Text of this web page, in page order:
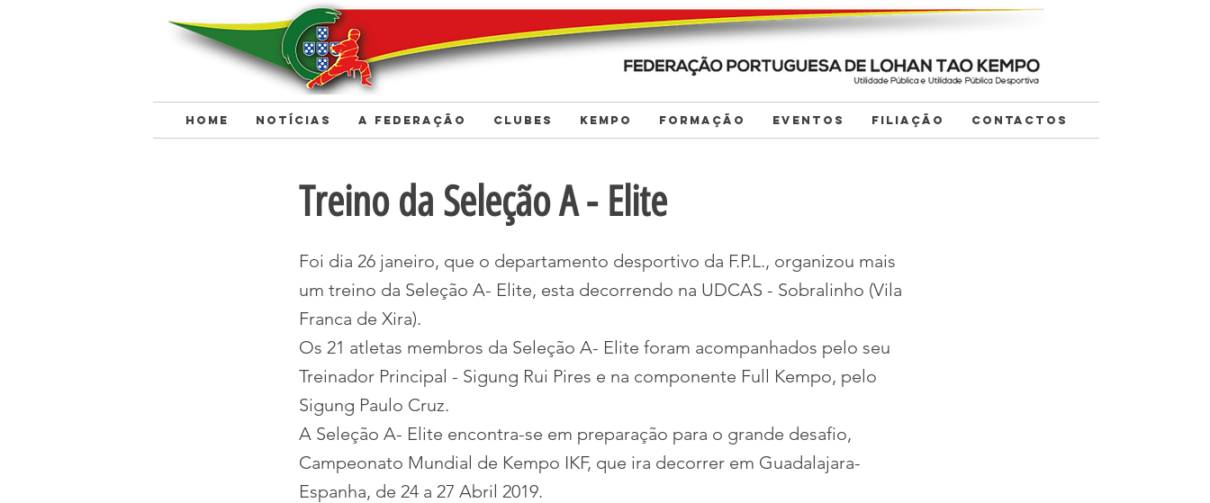
< Back
Treino da Seleção A - Elite
Foi dia 26 janeiro, que o departamento desportivo da F.P.L., organizou mais
um treino da Seleção A- Elite, esta decorrendo na UDCAS - Sobralinho (Vila
Franca de Xira).
Os 21 atletas membros da Seleção A- Elite foram acompanhados pelo seu
Treinador Principal - Sigung Rui Pires e na componente Full Kempo, pelo
Sigung Paulo Cruz.
A Seleção A- Elite encontra-se em preparação para o grande desafio,
Campeonato Mundial de Kempo IKF, que ira decorrer em Guadalajara-
Espanha, de 24 a 27 Abril 2019.
HOME NOTÍCIAS A FEDERAÇÃO CLUBES KEMPO FORMAÇÃO EVENTOS FILIAÇÃO CONTACTOS